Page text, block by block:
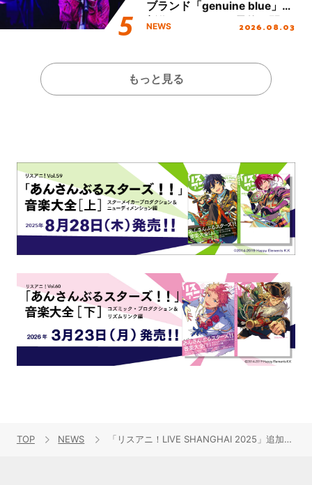
ブランド「genuine blue」の
新作アクセサリー予約も開
NEWS 2026.08.03
もっと見る
TOP NEWS 「リスアニ！LIVE SHANGHAI 2025」追加出演者情報解禁！チケット正式販売も11月9日から開始！